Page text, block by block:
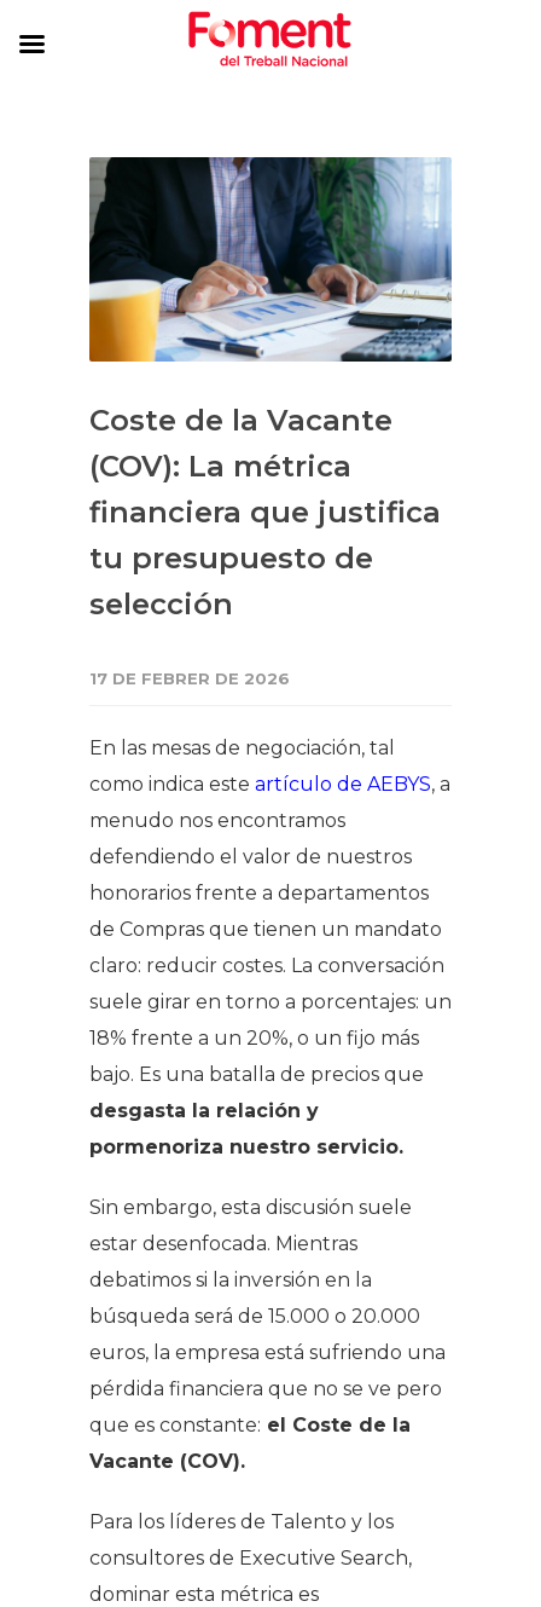
Coste de la Vacante
(COV): La métrica
financiera que justifica
tu presupuesto de
selección
17 DE FEBRER DE 2026
En las mesas de negociación, tal
como indica este artículo de AEBYS, a
menudo nos encontramos
defendiendo el valor de nuestros
honorarios frente a departamentos
de Compras que tienen un mandato
claro: reducir costes. La conversación
suele girar en torno a porcentajes: un
18% frente a un 20%, o un fijo más
bajo. Es una batalla de precios que
desgasta la relación y
pormenoriza nuestro servicio.
Sin embargo, esta discusión suele
estar desenfocada. Mientras
debatimos si la inversión en la
búsqueda será de 15.000 o 20.000
euros, la empresa está sufriendo una
pérdida financiera que no se ve pero
que es constante: el Coste de la
Vacante (COV).
Para los líderes de Talento y los
consultores de Executive Search,
dominar esta métrica es